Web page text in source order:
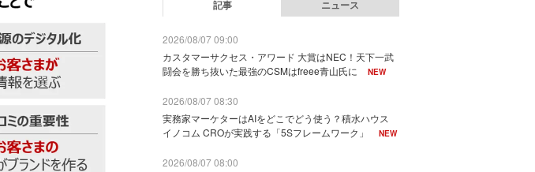
記事 ニュース
2026/08/07 09:00
カスタマーサクセス・アワード 大賞はNEC！天下一武
闘会を勝ち抜いた最強のCSMはfreee青山氏に
NEW
2026/08/07 08:30
実務家マーケターはAIをどこでどう使う？積水ハウス
イノコム CROが実践する「5Sフレームワーク」
NEW
2026/08/07 08:00